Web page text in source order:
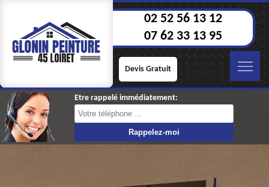
02 52 56 13 12
07 62 33 13 95
Devis Gratuit
Etre rappelé immédiatement: